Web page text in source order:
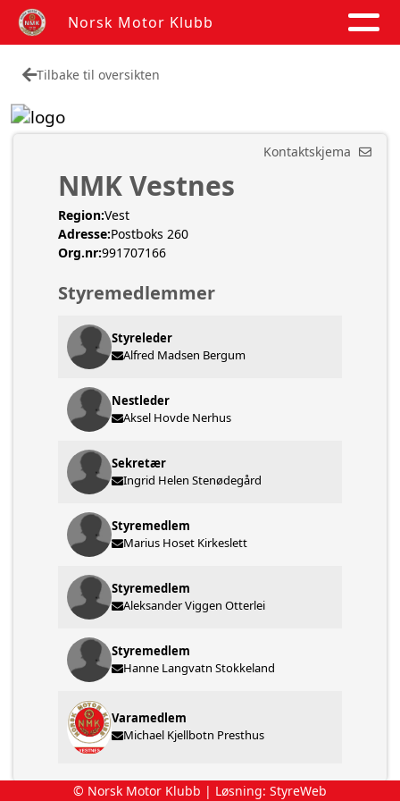
Norsk Motor Klubb
Tilbake til oversikten
Kontaktskjema
NMK Vestnes
Region:Vest
Adresse:Postboks 260
Org.nr:991707166
Styremedlemmer
Styreleder
Alfred Madsen Bergum
Nestleder
Aksel Hovde Nerhus
Sekretær
Ingrid Helen Stenødegård
Styremedlem
Marius Hoset Kirkeslett
Styremedlem
Aleksander Viggen Otterlei
Styremedlem
Hanne Langvatn Stokkeland
Varamedlem
Michael Kjellbotn Presthus
© Norsk Motor Klubb | Løsning: StyreWeb